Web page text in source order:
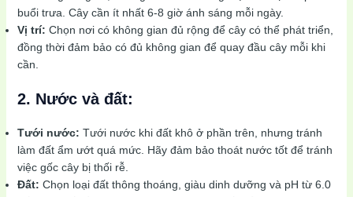
buổi trưa. Cây cần ít nhất 6-8 giờ ánh sáng mỗi ngày.
Vị trí: Chọn nơi có không gian đủ rộng để cây có thể phát triển,
đồng thời đảm bảo có đủ không gian để quay đầu cây mỗi khi
cần.
2. Nước và đất:
Tưới nước: Tưới nước khi đất khô ở phần trên, nhưng tránh
làm đất ẩm ướt quá mức. Hãy đảm bảo thoát nước tốt để tránh
việc gốc cây bị thối rễ.
Đất: Chọn loại đất thông thoáng, giàu dinh dưỡng và pH từ 6.0